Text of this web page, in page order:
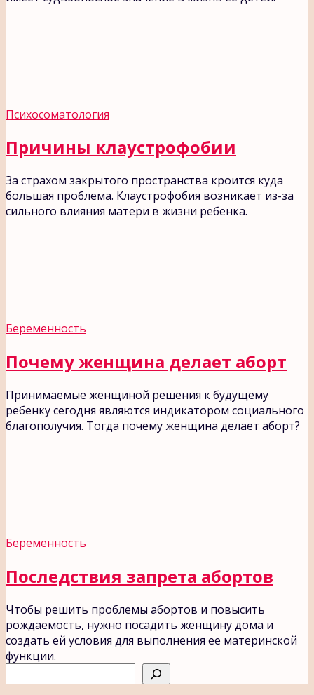
Психосоматология
Причины клаустрофобии
За страхом закрытого пространства кроится куда
большая проблема. Клаустрофобия возникает из-за
сильного влияния матери в жизни ребенка.
Беременность
Почему женщина делает аборт
Принимаемые женщиной решения к будущему
ребенку сегодня являются индикатором социального
благополучия. Тогда почему женщина делает аборт?
Беременность
Последствия запрета абортов
Чтобы решить проблемы абортов и повысить
рождаемость, нужно посадить женщину дома и
создать ей условия для выполнения ее материнской
функции.